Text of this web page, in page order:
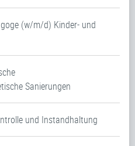
(w/m/d) Kinder- und
Sanierungen
und Instandhaltung